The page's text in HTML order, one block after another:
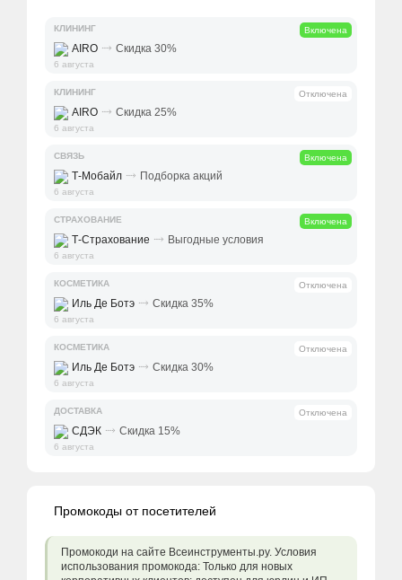
КЛИНИНГ Включена
AIRO ⤑ Скидка 30%
6 августа
КЛИНИНГ Отключена
AIRO ⤑ Скидка 25%
6 августа
СВЯЗЬ Включена
Т-Мобайл ⤑ Подборка акций
6 августа
СТРАХОВАНИЕ Включена
Т-Страхование ⤑ Выгодные условия
6 августа
КОСМЕТИКА Отключена
Иль Де Ботэ ⤑ Скидка 35%
6 августа
КОСМЕТИКА Отключена
Иль Де Ботэ ⤑ Скидка 30%
6 августа
ДОСТАВКА Отключена
СДЭК ⤑ Скидка 15%
6 августа
Промокоды от посетителей
Промокоди на сайте Всеинструменты.ру. Условия
использования промокода: Только для новых